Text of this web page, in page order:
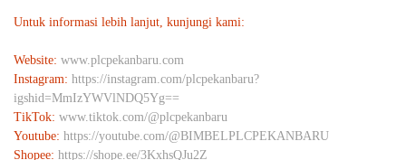
Untuk informasi lebih lanjut, kunjungi kami:
Website: www.plcpekanbaru.com
Instagram: https://instagram.com/plcpekanbaru?
igshid=MmIzYWVlNDQ5Yg==
TikTok: www.tiktok.com/@plcpekanbaru
Youtube: https://youtube.com/@BIMBELPLCPEKANBARU
Shopee: https://shope.ee/3KxhsQJu2Z